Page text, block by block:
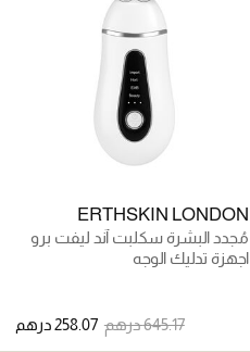
ERTHSKIN LONDON
مُجدد البشرة سكلبت آند ليفت برو
اجهزة تدليك الوجه
⁦645.17⁩ درهم ⁦258.07⁩ درهم